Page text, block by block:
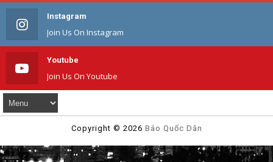
Instagram
Join Us On Instagram
Youtube
Join Us On Youtube
Copyright © 2026 Báo Quốc Dân